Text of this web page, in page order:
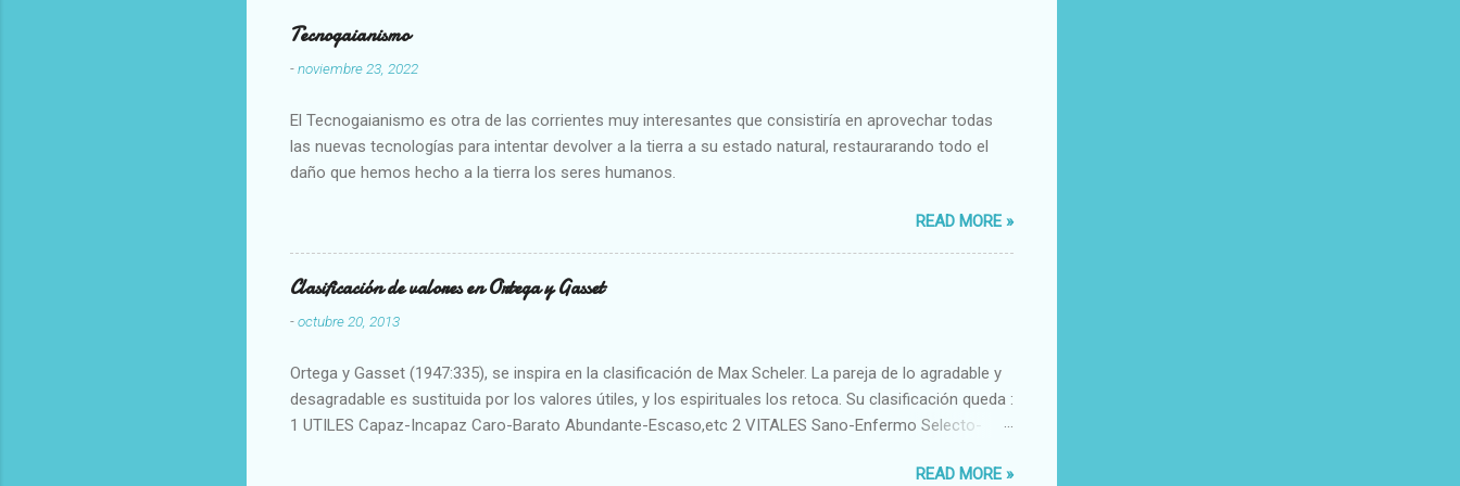
Tecnogaianismo
-noviembre 23, 2022
El Tecnogaianismo es otra de las corrientes muy interesantes que consistiría en aprovechar todas
las nuevas tecnologías para intentar devolver a la tierra a su estado natural, restaurarando todo el
daño que hemos hecho a la tierra los seres humanos.
READ MORE »
Clasificación de valores en Ortega y Gasset
-octubre 20, 2013
Ortega y Gasset (1947:335), se inspira en la clasificación de Max Scheler. La pareja de lo agradable y
desagradable es sustituida por los valores útiles, y los espirituales los retoca. Su clasificación queda :
1 UTILES Capaz-Incapaz Caro-Barato Abundante-Escaso,etc 2 VITALES Sano-Enfermo Selecto-
Aproximado Evidente-Probable,etc b) Morales Bueno-malo Bondadoso-malvado Justo-InjustoREAD MORE »